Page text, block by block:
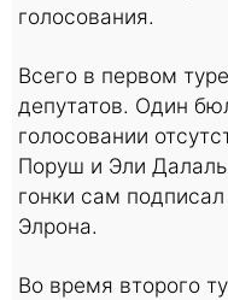
голосования.
Всего в первом
депутатов. Один
голосовании
Поруш и Эли
гонки сам
Элрона.
Во время второго